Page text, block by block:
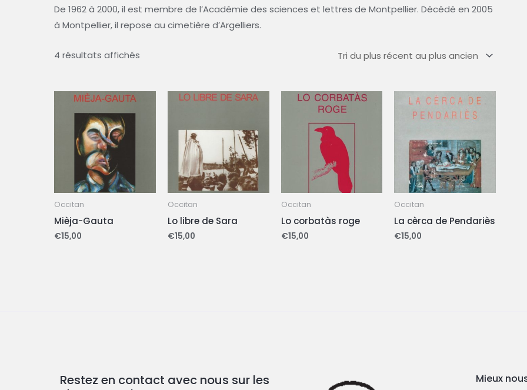
De 1962 à 2000, il est membre de l’Académie des sciences et lettres de Montpellier. Décédé en 2005
à Montpellier, il repose au cimetière d’Argelliers.
4 résultats affichés
Occitan
Mièja-Gauta
€15,00
Occitan
Lo libre de Sara
€15,00
Occitan
Lo corbatàs roge
€15,00
Occitan
La cèrca de Pendariès
€15,00
Restez en contact avec nous sur les
Mieux